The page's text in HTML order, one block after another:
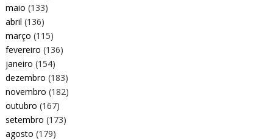
maio (133)
abril (136)
março (115)
fevereiro (136)
janeiro (154)
dezembro (183)
novembro (182)
outubro (167)
setembro (173)
agosto (179)